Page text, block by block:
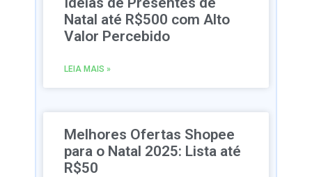
Natal até R$500 com Alto
Valor Percebido
LEIA MAIS »
Melhores Ofertas Shopee
para o Natal 2025: Lista até
R$50